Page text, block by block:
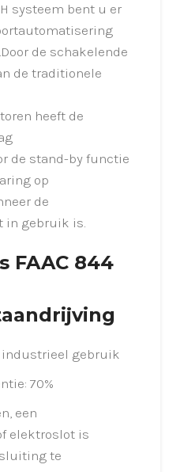
systeem bent u er
de schakelende
de traditionele
heeft de
de stand-by functie
op
de
in gebruik is.
FAAC 844
industrieel gebruik
70%
een
elektroslot is
te